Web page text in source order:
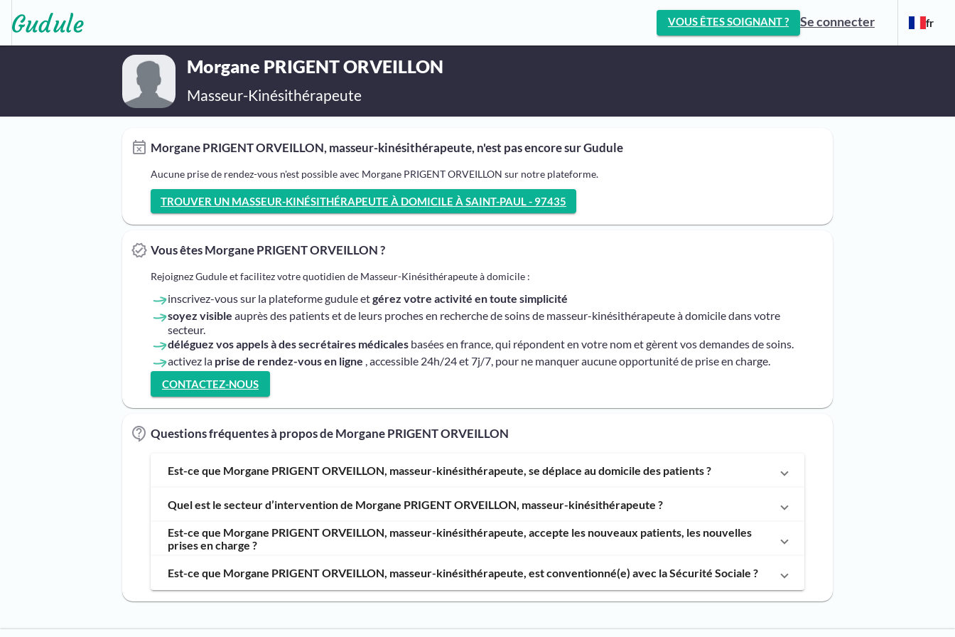
VOUS ÊTES SOIGNANT ? Se connecter fr
Morgane PRIGENT ORVEILLON
Masseur-Kinésithérapeute
Morgane PRIGENT ORVEILLON, masseur-kinésithérapeute, n'est pas encore sur Gudule
Aucune prise de rendez-vous n'est possible avec Morgane PRIGENT ORVEILLON sur notre plateforme.
TROUVER UN MASSEUR-KINÉSITHÉRAPEUTE À DOMICILE À SAINT-PAUL - 97435
Vous êtes Morgane PRIGENT ORVEILLON ?
Rejoignez Gudule et facilitez votre quotidien de Masseur-Kinésithérapeute à domicile :
inscrivez-vous sur la plateforme gudule etgérez votre activité en toute simplicité
soyez visible auprès des patients et de leurs proches en recherche de soins de masseur-kinésithérapeute à domicile dans votre
secteur.
déléguez vos appels à des secrétaires médicales basées en france, qui répondent en votre nom et gèrent vos demandes de soins.
activez la prise de rendez-vous en ligne , accessible 24h/24 et 7j/7, pour ne manquer aucune opportunité de prise en charge.
CONTACTEZ-NOUS
Questions fréquentes à propos de Morgane PRIGENT ORVEILLON
Est-ce que Morgane PRIGENT ORVEILLON, masseur-kinésithérapeute, se déplace au domicile des patients ?
Quel est le secteur d’intervention de Morgane PRIGENT ORVEILLON, masseur-kinésithérapeute ?
Est-ce que Morgane PRIGENT ORVEILLON, masseur-kinésithérapeute, accepte les nouveaux patients, les nouvelles
prises en charge ?
Est-ce que Morgane PRIGENT ORVEILLON, masseur-kinésithérapeute, est conventionné(e) avec la Sécurité Sociale ?